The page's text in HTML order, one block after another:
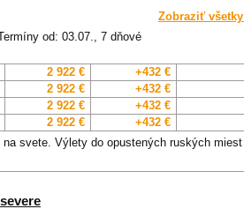
Zobraziť
od: 03.07., 7 dňové
2 922 € +432 €
2 922 € +432 €
2 922 € +432 €
2 922 € +432 €
svete. Výlety do opustených ruských miest